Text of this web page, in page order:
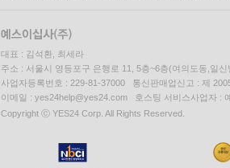
대표 : 김석환, 최세라
주소 : 서울시 영등포구 은행로 11, 5층~6층(여의도동,일신
사업자등록번호 : 229-81-37000 통신판매업신고 : 제
이메일 : yes24help@yes24.com 호스팅 서비스사업자 :
Copyright ⓒ YES24 Corp. All Rights Reserved.